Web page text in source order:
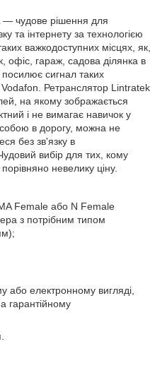
— чудове рішення для
та інтернету за технологією
важкодоступних місцях, як,
офіс, гараж, садова ділянка в
посилює сигнал таких
Ретранслятор Lintratek
на якому зображається
і не вимагає навичок у
собою в дорогу, можна не
без зв'язку в
вибір для тих, кому
невелику ціну.
Female або N Female
з потрібним типом
або електронному вигляді,
гарантійному